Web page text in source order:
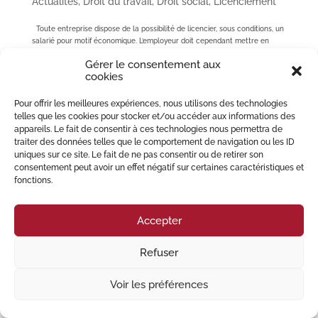
Gérer le consentement aux
cookies
Pour offrir les meilleures expériences, nous utilisons des technologies
telles que les cookies pour stocker et/ou accéder aux informations des
appareils. Le fait de consentir à ces technologies nous permettra de
traiter des données telles que le comportement de navigation ou les ID
uniques sur ce site. Le fait de ne pas consentir ou de retirer son
consentement peut avoir un effet négatif sur certaines caractéristiques et
fonctions.
Accepter
Refuser
Voir les préférences
Toute entreprise dispose de la possibilité de licencier, sous conditions, un
salarié pour motif économique. L’employeur doit cependant mettre en
et/ou pendant la procédure de...
© 2023 Migliore Perrey Avocats – Tous droits réservés I Mention Légales